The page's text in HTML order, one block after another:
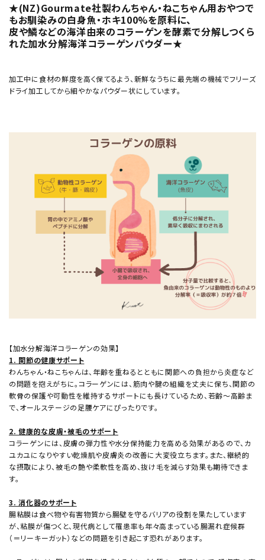
★(NZ)Gourmate社製わんちゃん・ねこちゃん用おやつで
もお馴染みの白身魚・ホキ100%を原料に、
皮や鱗などの海洋由来のコラーゲンを酵素で分解しつくら
れた加水分解海洋コラーゲンパウダー★
加工中に食材の鮮度を高く保てるよう、新鮮なうちに最先端の機械でフリーズ
ドライ加工してから細やかなパウダー状にしています。
【加水分解海洋コラーゲンの効果】
1. 関節の健康サポート
わんちゃん・ねこちゃんは、年齢を重ねるとともに関節への負担から炎症など
の問題を抱えがちに。コラーゲンには、筋肉や腱の組織を丈夫に保ち、関節の
軟骨の保護や可動性を維持するサポートにも長けているため、若齢～高齢ま
で、オールステージの足腰ケアにぴったりです。
2. 健康的な皮膚・被毛のサポート
コラーゲンには、皮膚の弾力性や水分保持能力を高める効果があるので、カ
ユカユになりやすい乾燥肌や皮膚炎の改善に大変役立ちます。また、継続的
な摂取により、被毛の艶や柔軟性を高め、抜け毛を減らす効果も期待できま
す。
3. 消化器のサポート
腸粘膜は食べ物や有害物質から腸壁を守るバリアの役割を果たしています
が、粘膜が傷つくと、現代病として罹患率も年々高まっている腸漏れ症候群
（＝リーキーガット）などの問題を引き起こす恐れがあります。